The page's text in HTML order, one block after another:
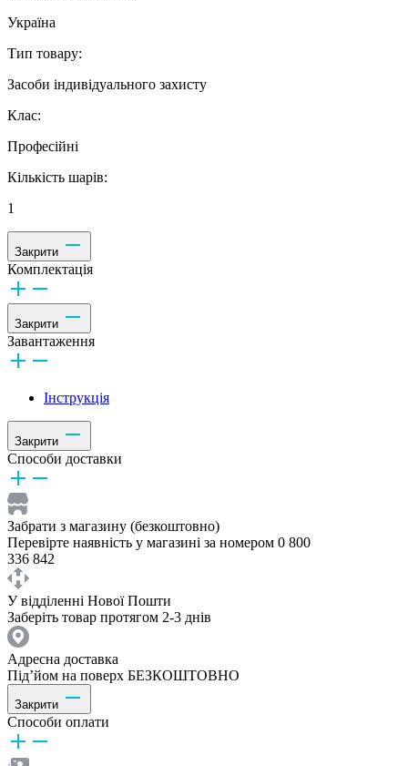
Україна
Тип товару:
Засоби індивідуального захисту
Клас:
Професійні
Кількість шарів:
1
Закрити
Комплектація
Закрити
Завантаження
Інструкція
Закрити
Способи доставки
Забрати з магазину (безкоштовно)
Перевірте наявність у магазині за номером 0 800
336 842
У відділенні Нової Пошти
Заберіть товар протягом 2-3 днів
Адресна доставка
Під’йом на поверх БЕЗКОШТОВНО
Закрити
Способи оплати